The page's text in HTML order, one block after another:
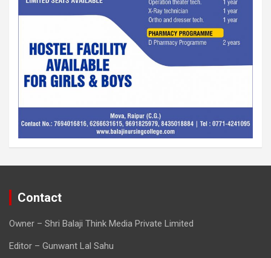
Contact
Owner – Shri Balaji Think Media Private Limited
Editor – Gunwant Lal Sahu